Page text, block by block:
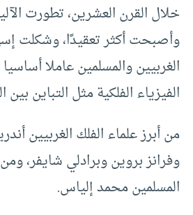
خلال القرن العشرين، تطورت
وأصبحت أكثر تعقيدًا، وشكلت
الغربيين والمسلمين عاملا
الفيزياء الفلكية مثل التباين
من أبرز علماء الفلك الغربيين
وفرانز بروين وبرادلي شايفر،
المسلمين محمد إلياس.